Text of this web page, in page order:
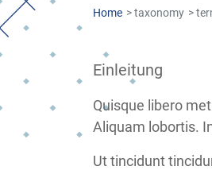
Contatto
Home taxonomy
Einleitung
Quisque libero
Aliquam lobortis.
Ut tincidunt